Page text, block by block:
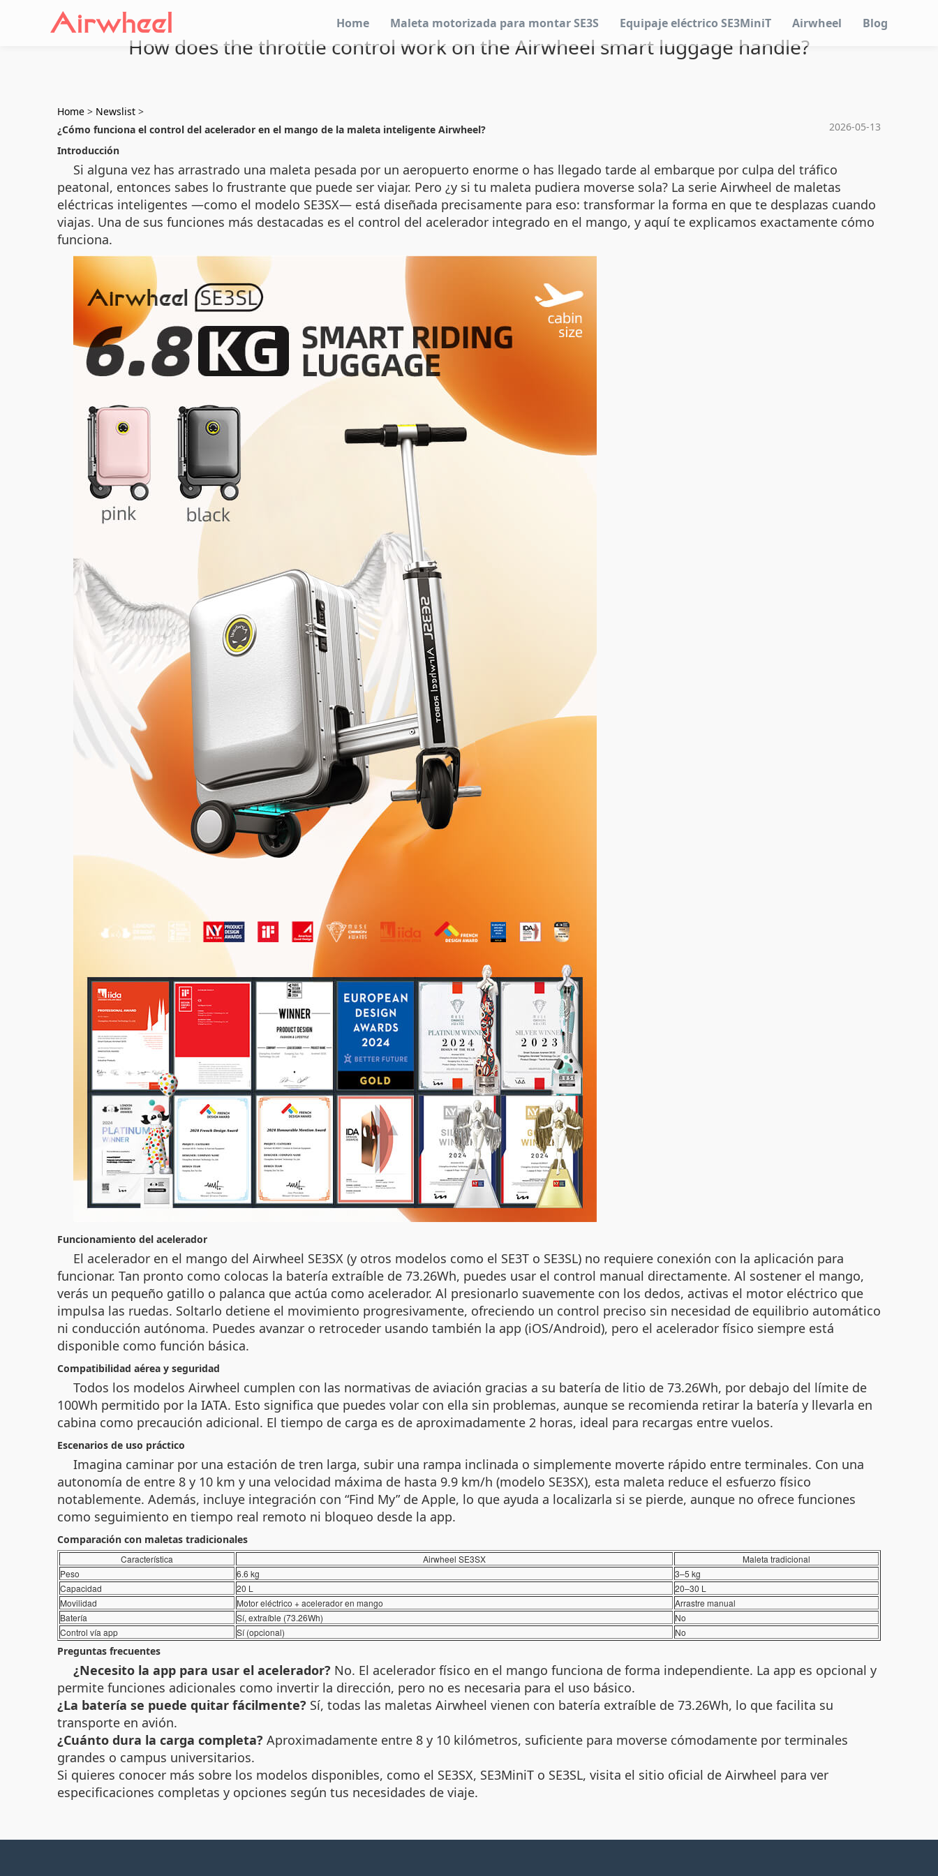
Home Maleta motorizada para montar SE3S Equipaje eléctrico SE3MiniT Airwheel Blog
How does the throttle control work on the Airwheel smart luggage handle?
Home > Newslist >
2026-05-13
¿Cómo funciona el control del acelerador en el mango de la maleta inteligente Airwheel?
Introducción
Si alguna vez has arrastrado una maleta pesada por un aeropuerto enorme o has llegado tarde al embarque por culpa del tráfico
peatonal, entonces sabes lo frustrante que puede ser viajar. Pero ¿y si tu maleta pudiera moverse sola? La serie Airwheel de maletas
eléctricas inteligentes —como el modelo SE3SX— está diseñada precisamente para eso: transformar la forma en que te desplazas cuando
viajas. Una de sus funciones más destacadas es el control del acelerador integrado en el mango, y aquí te explicamos exactamente cómo
funciona.
Funcionamiento del acelerador
El acelerador en el mango del Airwheel SE3SX (y otros modelos como el SE3T o SE3SL) no requiere conexión con la aplicación para
funcionar. Tan pronto como colocas la batería extraíble de 73.26Wh, puedes usar el control manual directamente. Al sostener el mango,
verás un pequeño gatillo o palanca que actúa como acelerador. Al presionarlo suavemente con los dedos, activas el motor eléctrico que
impulsa las ruedas. Soltarlo detiene el movimiento progresivamente, ofreciendo un control preciso sin necesidad de equilibrio automático
ni conducción autónoma. Puedes avanzar o retroceder usando también la app (iOS/Android), pero el acelerador físico siempre está
disponible como función básica.
Compatibilidad aérea y seguridad
Todos los modelos Airwheel cumplen con las normativas de aviación gracias a su batería de litio de 73.26Wh, por debajo del límite de
100Wh permitido por la IATA. Esto significa que puedes volar con ella sin problemas, aunque se recomienda retirar la batería y llevarla en
cabina como precaución adicional. El tiempo de carga es de aproximadamente 2 horas, ideal para recargas entre vuelos.
Escenarios de uso práctico
Imagina caminar por una estación de tren larga, subir una rampa inclinada o simplemente moverte rápido entre terminales. Con una
autonomía de entre 8 y 10 km y una velocidad máxima de hasta 9.9 km/h (modelo SE3SX), esta maleta reduce el esfuerzo físico
notablemente. Además, incluye integración con “Find My” de Apple, lo que ayuda a localizarla si se pierde, aunque no ofrece funciones
como seguimiento en tiempo real remoto ni bloqueo desde la app.
Comparación con maletas tradicionales
Característica Airwheel SE3SX
Maleta tradicional
Peso
6.6 kg
3–5 kg
Capacidad
20 L
20–30 L
Movilidad
Motor eléctrico + acelerador en mango
Arrastre manual
Batería
Sí, extraíble (73.26Wh)
No
Control vía app
Sí (opcional) No
Preguntas frecuentes
¿Necesito la app para usar el acelerador? No. El acelerador físico en el mango funciona de forma independiente. La app es opcional y
permite funciones adicionales como invertir la dirección, pero no es necesaria para el uso básico.
¿La batería se puede quitar fácilmente? Sí, todas las maletas Airwheel vienen con batería extraíble de 73.26Wh, lo que facilita su
transporte en avión.
¿Cuánto dura la carga completa? Aproximadamente entre 8 y 10 kilómetros, suficiente para moverse cómodamente por terminales
grandes o campus universitarios.
Si quieres conocer más sobre los modelos disponibles, como el SE3SX, SE3MiniT o SE3SL, visita el sitio oficial de Airwheel para ver
especificaciones completas y opciones según tus necesidades de viaje.